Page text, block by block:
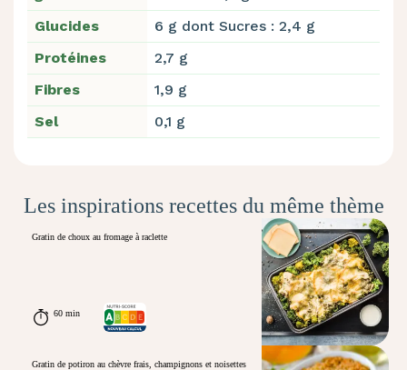
Glucides
6 g dont Sucres : 2,4 g
Protéines
2,7 g
Fibres
1,9 g
Sel
0,1 g
Les inspirations recettes du même thème
Gratin de choux au fromage à raclette
60 min
Gratin de potiron au chèvre frais, champignons et noisettes